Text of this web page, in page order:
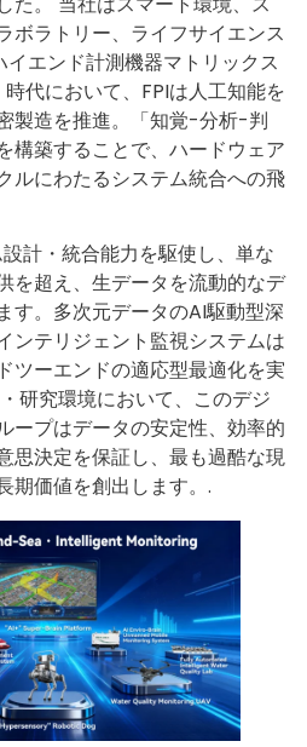
ボラトリー、ライフサイエンス
エンド計測機器マトリックス
代において、FPIは人工知能を
製造を推進。「知覚-分析-判
構築することで、ハードウェア
ルにわたるシステム統合への飛
計・統合能力を駆使し、単な
を超え、生データを流動的なデ
す。多次元データのAI駆動型深
ンテリジェント監視システムは
ツーエンドの適応型最適化を実
研究環境において、このデジ
ープはデータの安定性、効率的
思決定を保証し、最も過酷な現
期価値を創出します。.